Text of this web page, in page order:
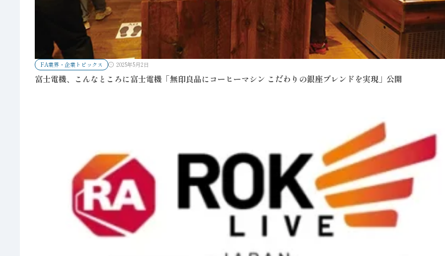
FA業界・企業トピックス 2025年5月2日
富士電機、こんなところに富士電機「無印良品にコーヒーマシン こだわりの銀座ブレンドを実現」公開